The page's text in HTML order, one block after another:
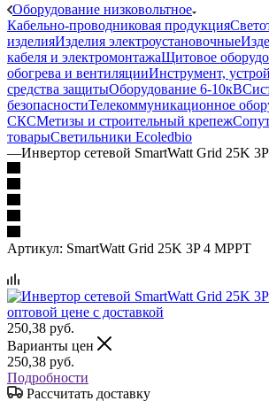
Оборудование низковольтное
Кабельно-проводниковая продукция
изделияИзделия электроустановочные
кабеля и электромонтажаЩитовое
обогрева и вентиляцииИнструмент,
средства защитыОборудование 6-10кВ
безопасностиТелекоммуникационное
СКСМетизы и строительный крепеж
товарыСветильники Ecoledbio
—Инвертор сетевой SmartWatt Grid 25K
Артикул: SmartWatt Grid 25K 3P 4 MPPT
250,38 руб.
Варианты цен
250,38 руб.
Подробности
Рассчитать доставку